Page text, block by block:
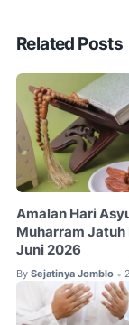
Related Posts
Amalan Hari
Muharram Jatuh
Juni 2026
By Sejatinya Jomblo •